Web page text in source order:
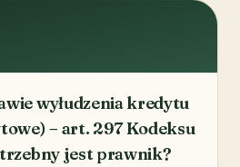
wyłudzenia kredytu
– art. 297 Kodeksu
jest prawnik?